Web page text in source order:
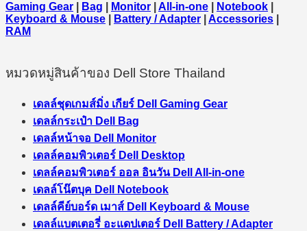
Gaming Gear
Bag Monitor All-in-one Notebook
Keyboard & Mouse
Battery / Adapter Accessories
RAM
หมวดหมู่สินค้าของ Dell Store Thailand
เดลล์ชุดเกมส์มิ่ง เกียร์ Dell Gaming Gear
เดลล์กระเป๋า Dell Bag
เดลล์หน้าจอ Dell Monitor
เดลล์คอมพิวเตอร์ Dell Desktop
เดลล์คอมพิวเตอร์ ออล อินวัน Dell All-in-one
เดลล์โน๊ตบุค Dell Notebook
เดลล์คีย์บอร์ด เมาส์ Dell Keyboard & Mouse
เดลล์แบตเตอรี่ อะแดปเตอร์ Dell Battery / Adapter